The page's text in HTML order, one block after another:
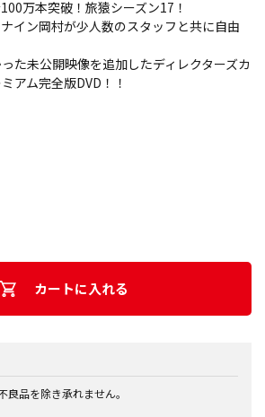
万本突破！旅猿シーズン17！
イン岡村が少人数のスタッフと共に自由
た未公開映像を追加したディレクターズカ
アム完全版DVD！！
カートに入れる
品を除き承れません。